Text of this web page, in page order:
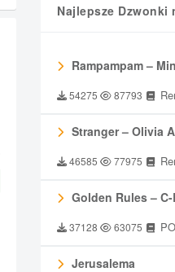
Najlepsze Dzwonki
Rampampam –
54275 87793
Stranger – Olivia
46585 77975
Golden Rules –
37128 63075
Jerusalema